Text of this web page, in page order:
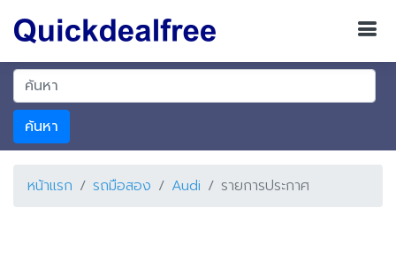
ค้นหา
หน้าแรก รถมือสอง Audi รายการประกาศ